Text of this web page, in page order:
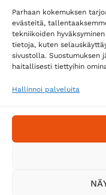
Parhaan kokemuksen
evästeitä,
tekniikoiden
tietoja, kuten
sivustolla. Suostumuksen
haitallisesti tiettyihin
Hallinnoi palveluita
Toimitustavat
Posti
Matkahuolto
Tilaa uutiskirje ja